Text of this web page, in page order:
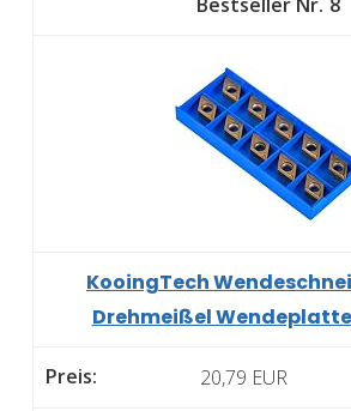
KooingTech
Drehmeißel
20,79 EUR